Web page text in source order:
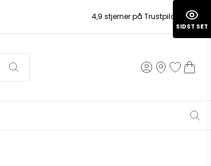
4,9 stjerner på Trustpilot
SIDST SET